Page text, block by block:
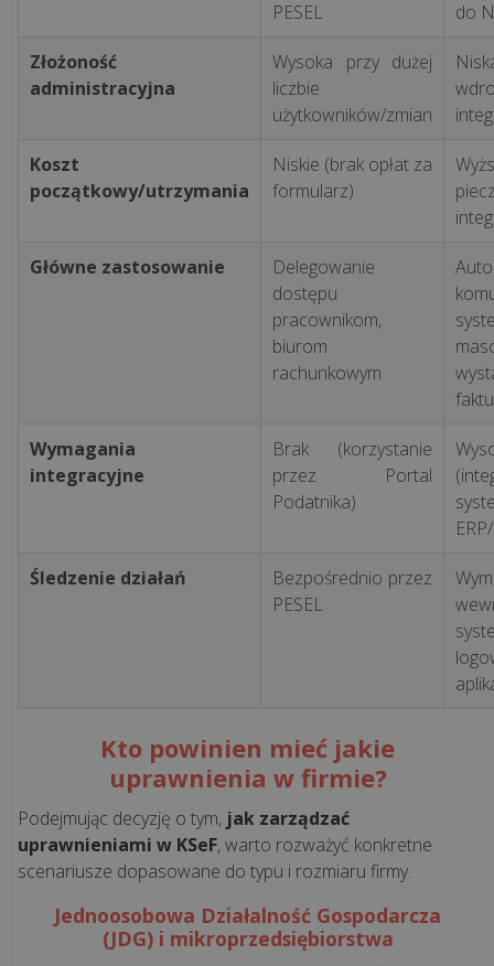
responsywność
strony
kluczem
do
Strona
internetowa
co
PESEL
do
Złożoność
administracyjna
Wysoka przy dużej
liczbie
użytkowników/zmian
Koszt
początkowy/utrzymania
Niskie (brak opłat za
formularz)
Główne zastosowanie
Delegowanie
dostępu
pracownikom,
biurom
rachunkowym
Wymagania
integracyjne
Brak (korzystanie
przez Portal
Podatnika)
Śledzenie działań
Bezpośrednio przez
PESEL
Kto powinien mieć jakie
uprawnienia w firmie?
Podejmując decyzję o tym, jak zarządzać
uprawnieniami w KSeF, warto rozważyć konkretne
scenariusze dopasowane do typu i rozmiaru firmy.
Jednoosobowa Działalność Gospodarcza
(JDG) i mikroprzedsiębiorstwa